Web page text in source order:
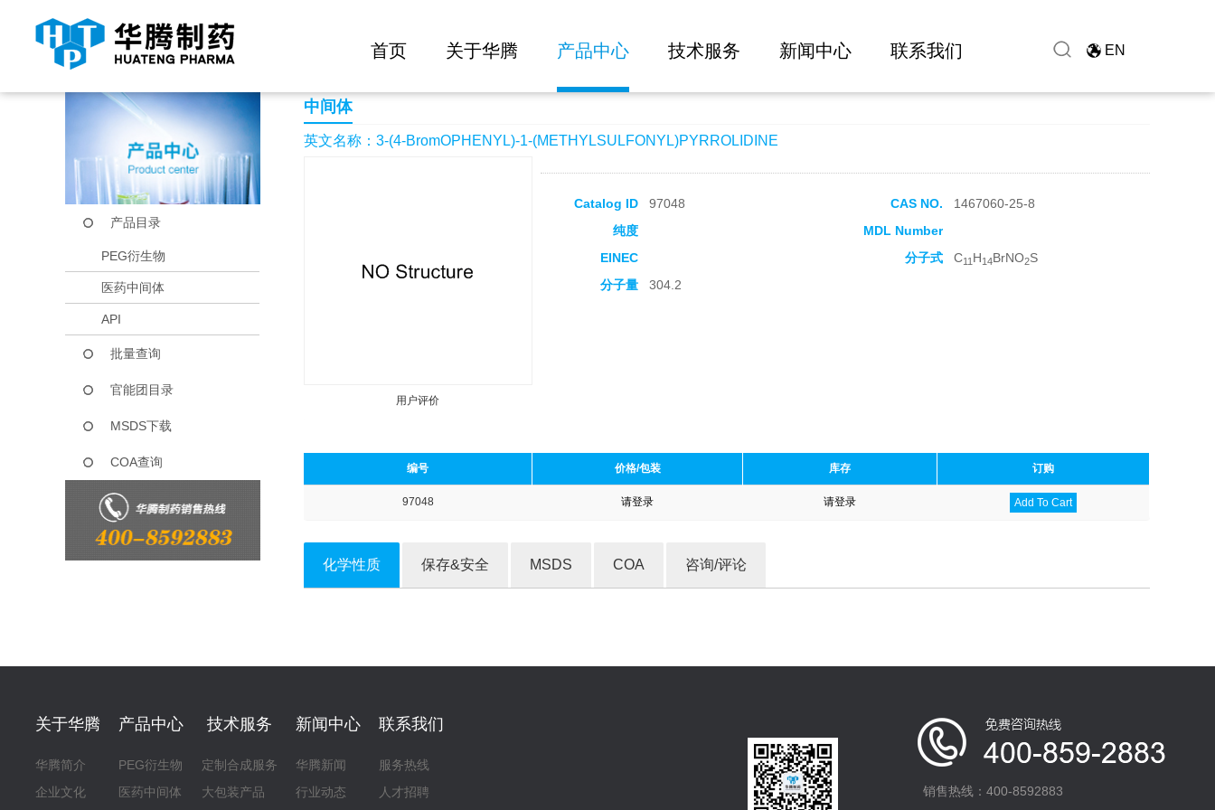
首页 关于华腾 产品中心 技术服务 新闻中心 联系我们 EN
当前位置： 首页 产品中心 3-(4-BromOPHENYL)-1-(METHYLSULFONYL)PYRROLIDINE
产品目录
PEG衍生物
医药中间体
API
批量查询
官能团目录
MSDS下载
COA查询
中间体
英文名称：3-(4-BromOPHENYL)-1-(METHYLSULFONYL)PYRROLIDINE
用户评价
Catalog ID 97048 CAS NO.
1467060-25-8
纯度
MDL Number
EINEC
分子式 C11 H14BrNO2S
分子量
304.2
编号 价格/包装 库存 订购
97048 请登录 请登录 Add To Cart
化学性质 保存&安全 MSDS COA 咨询/评论
关于华腾
华腾简介
企业文化
产品中心
PEG衍生物
医药中间体
技术服务
定制合成服务
大包装产品
新闻中心
华腾新闻
行业动态
联系我们
服务热线
人才招聘
销售热线：400-8592883